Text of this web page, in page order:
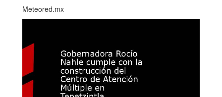
Meteored.mx